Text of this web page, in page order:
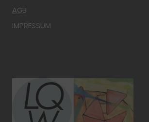
AGB
IMPRESSUM